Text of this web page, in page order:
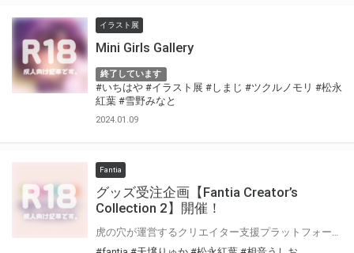
イラスト展
Mini Girls Gallery
終了しています
#いちはや #イラスト展 #しまじ #ツクルノモリ #松永
紅葉 #雪野みなと
2024.01.09
Fantia
グッズ受注企画【Fantia Creator’s
Collection 2】開催！